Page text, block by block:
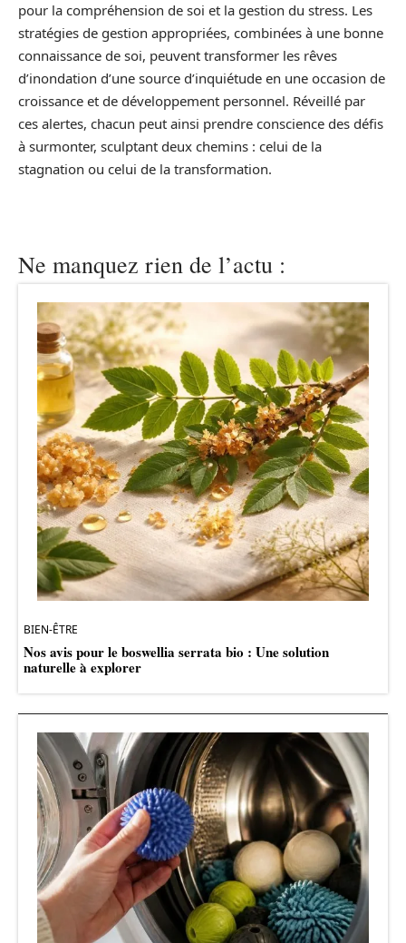
pour la compréhension de soi et la gestion du stress. Les
stratégies de gestion appropriées, combinées à une bonne
connaissance de soi, peuvent transformer les rêves
d’inondation d’une source d’inquiétude en une occasion de
croissance et de développement personnel. Réveillé par
ces alertes, chacun peut ainsi prendre conscience des défis
à surmonter, sculptant deux chemins : celui de la
stagnation ou celui de la transformation.
Ne manquez rien de l’actu :
BIEN-ÊTRE
Nos avis pour le boswellia serrata bio : Une solution
naturelle à explorer